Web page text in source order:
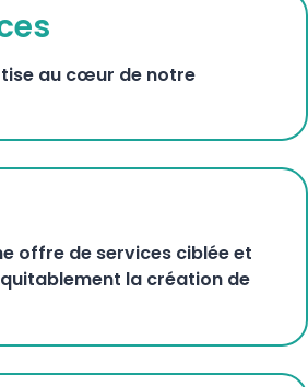
au cœur de notre
offre de services ciblée et
la création de